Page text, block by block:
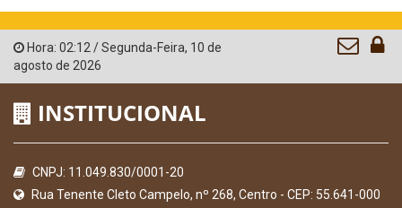
Hora: 02:12 /Segunda-Feira, 10 de
agosto de 2026
INSTITUCIONAL
CNPJ: 11.049.830/0001-20
Rua Tenente Cleto Campelo, nº 268, Centro - CEP: 55.641-000